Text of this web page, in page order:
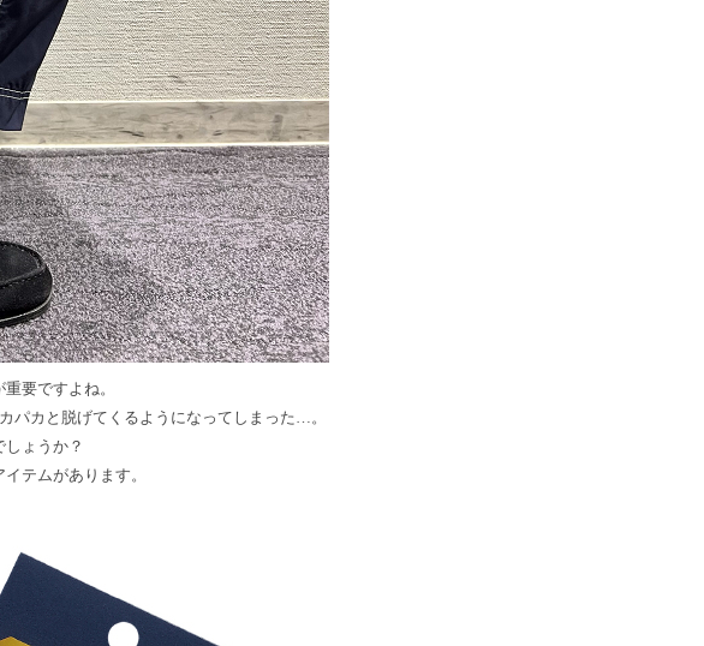
要ですよね。
パカと脱げてくるようになってしまった…。
ょうか？
テムがあります。